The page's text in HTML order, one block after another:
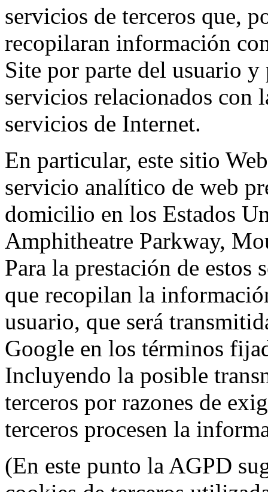
servicios de terceros que,
recopilaran información
Site por parte del usuario
servicios relacionados con
servicios de Internet.
En particular, este sitio
servicio analítico de web
domicilio en los Estados
Amphitheatre Parkway,
Para la prestación de
que recopilan la
usuario, que será
Google en los términos
Incluyendo la posible
terceros por razones de
terceros procesen la
(En este punto la AGPD